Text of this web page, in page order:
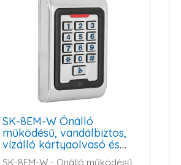
SK-8EM-W Önálló
működésű, vandálbiztos,
vízálló kártyaolvasó és
kódzár RFID-s proximity
SK-8EM-W - Önálló működésű,